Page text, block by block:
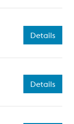
Details
Details